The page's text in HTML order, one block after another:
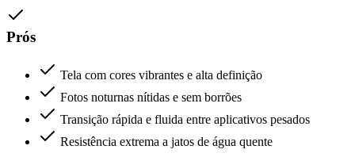
Prós
Tela com cores vibrantes e alta definição
Fotos noturnas nítidas e sem borrões
Transição rápida e fluida entre aplicativos pesados
Resistência extrema a jatos de água quente